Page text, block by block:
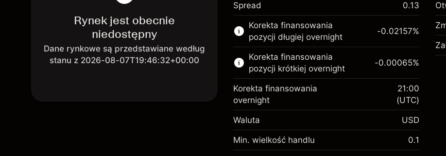
Rynek jest obecnie
niedostępny
Dane rynkowe są przedstawiane według
stanu z 2026-08-07T19:46:32+00:00
Ten rynek finansowy jest dostępny do handlu
CFD.
Więcej informacji:
Kontrakty CFD
Spread 0.13
Korekta finansowania
pozycji długiej overnight
Depozyt zabezpieczający.
Twoja inwestycja
$1,000.00
Opłata overnight za
-0.02157%
Korekta finansowania
pozycji krótkiej overnight
-0.00065%
Korekta finansowania
overnight
21:00
(UTC)
Waluta USD
Min. wielkość handlu 0.1